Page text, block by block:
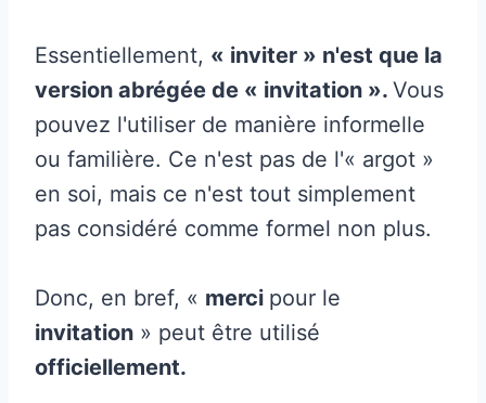
Essentiellement, « inviter » n'est que la
version abrégée de « invitation ». Vous
pouvez l'utiliser de manière informelle
ou familière. Ce n'est pas de l'« argot »
en soi, mais ce n'est tout simplement
pas considéré comme formel non plus.
Donc, en bref, « merci pour le
invitation » peut être utilisé
officiellement.